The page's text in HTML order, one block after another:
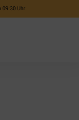
09:30 Uhr